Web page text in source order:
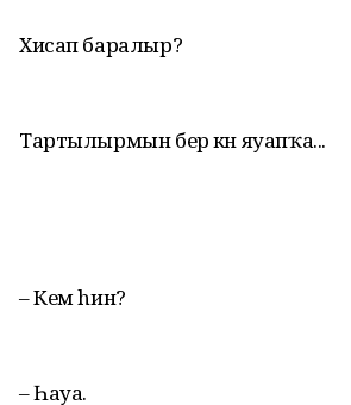
Хисап баралыр?
Тартылырмын бер көн яуапҡа...
– Кем hин?
– Һауа.